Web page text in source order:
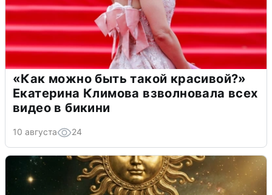
«Как можно быть такой красивой?»
Екатерина Климова взволновала всех
видео в бикини
10 августа 24